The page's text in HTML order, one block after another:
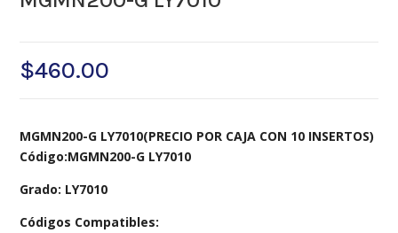
$460.00
MGMN200-G LY7010(PRECIO POR CAJA CON 10 INSERTOS)
Código:MGMN200-G LY7010
Grado: LY7010
Códigos Compatibles: